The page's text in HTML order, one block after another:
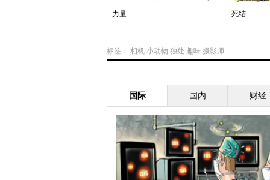
力量 死结
标签： 相机 小动物 独处 趣味 摄影师
国际 国内 财经